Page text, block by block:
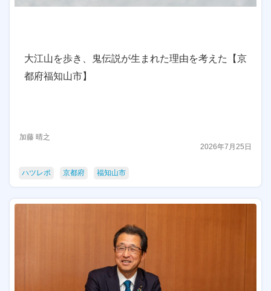
大江山を歩き、鬼伝説が生まれた理由を考えた【京
都府福知山市】
加藤 晴之
2026年7月25日
ハツレポ 京都府 福知山市